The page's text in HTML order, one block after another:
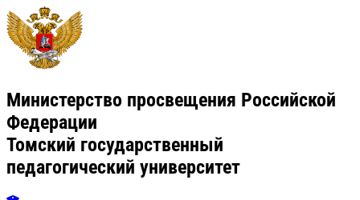
Министерство просвещения Российской
Федерации
Томский государственный
педагогический университет